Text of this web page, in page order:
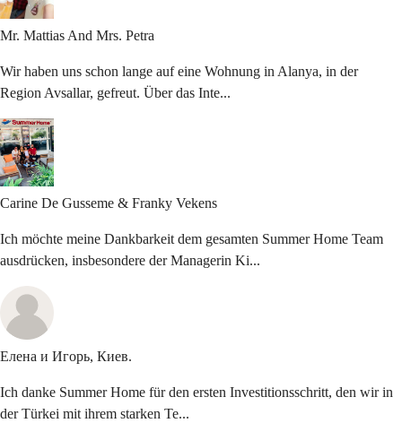
Mr. Mattias And Mrs. Petra
Wir haben uns schon lange auf eine Wohnung in Alanya, in der
Region Avsallar, gefreut. Über das Inte...
Carine De Gusseme & Franky Vekens
Ich möchte meine Dankbarkeit dem gesamten Summer Home Team
ausdrücken, insbesondere der Managerin Ki...
Елена и Игорь, Киев.
Ich danke Summer Home für den ersten Investitionsschritt, den wir in
der Türkei mit ihrem starken Te...